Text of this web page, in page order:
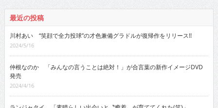
最近の投稿
川村あい “笑顔で全力投球”の才色兼備グラドルが復帰作をリリース!!
2024/5/16
仲根なのか 「みんなの言うことは絶対！」が合言葉の新作イメージDVD
発売
2024/4/16